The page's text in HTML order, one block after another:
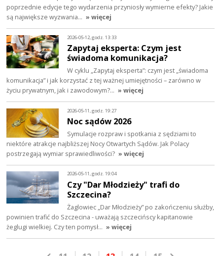
poprzednie edycje tego wydarzenia przyniosły wymierne efekty? Jakie
są największe wyzwania… » więcej
2026-05-12, godz. 13:33
Zapytaj eksperta: Czym jest
świadoma komunikacja?
W cyklu „Zapytaj eksperta”: czym jest „świadoma
komunikacja” i jak korzystać z tej ważnej umiejętności – zarówno w
życiu prywatnym, jak i zawodowym?… » więcej
2026-05-11, godz. 19:27
Noc sądów 2026
Symulacje rozpraw i spotkania z sędziami to
niektóre atrakcje najbliższej Nocy Otwartych Sądów. Jak Polacy
postrzegają wymiar sprawiedliwości? » więcej
2026-05-11, godz. 19:04
Czy "Dar Młodzieży" trafi do
Szczecina?
Żaglowiec „Dar Młodzieży” po zakończeniu służby,
powinien trafić do Szczecina - uważają szczecińscy kapitanowie
żeglugi wielkiej. Czy ten pomysł… » więcej